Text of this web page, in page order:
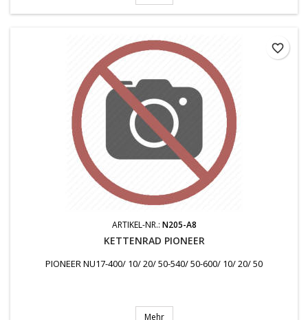
ARTIKEL-NR.: N205-A8
KETTENRAD PIONEER
PIONEER NU17-400/ 10/ 20/ 50-540/ 50-600/ 10/ 20/ 50
Mehr
favorite_border